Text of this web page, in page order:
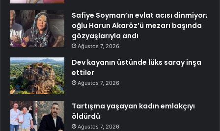
Safiye Soyman’ın evlat acısı dinmiyor;
oğlu Harun Akaröz’ü mezarı başında
gözyaşlarıyla andı
Ağustos 7, 2026
Dev kayanın üstünde lüks saray inşa
ettiler
Ağustos 7, 2026
Tartışma yaşayan kadın emlakçıyı
öldürdü
Ağustos 7, 2026